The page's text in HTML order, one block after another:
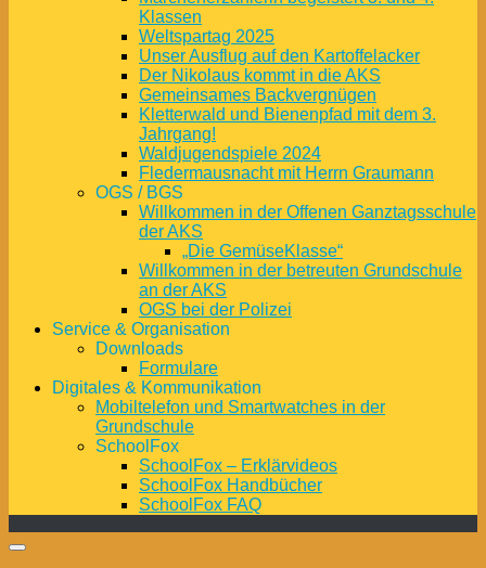
Klassen
Weltspartag 2025
Unser Ausflug auf den Kartoffelacker
Der Nikolaus kommt in die AKS
Gemeinsames Backvergnügen
Kletterwald und Bienenpfad mit dem 3.
Jahrgang!
Waldjugendspiele 2024
Fledermausnacht mit Herrn Graumann
OGS / BGS
Willkommen in der Offenen Ganztagsschule
der AKS
„Die GemüseKlasse“
Willkommen in der betreuten Grundschule
an der AKS
OGS bei der Polizei
Service & Organisation
Downloads
Formulare
Digitales & Kommunikation
Mobiltelefon und Smartwatches in der
Grundschule
SchoolFox
SchoolFox – Erklärvideos
SchoolFox Handbücher
SchoolFox FAQ